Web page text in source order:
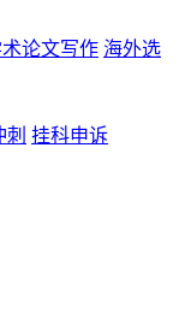
术论文写作 海外选
刺 挂科申诉